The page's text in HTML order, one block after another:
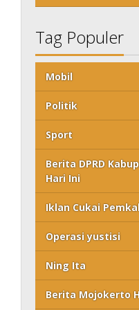
Tag Populer
Mobil
Politik
Sport
Berita DPRD
Hari Ini
Iklan Cukai
Operasi yustisi
Ning Ita
Berita Mojokerto